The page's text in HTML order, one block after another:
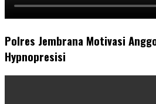
Polres Jembrana Motivasi
Hypnopresisi